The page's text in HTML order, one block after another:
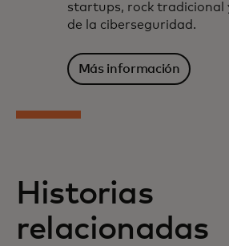
startups, rock tradicional
de la ciberseguridad.
Más información
Historias
relacionadas